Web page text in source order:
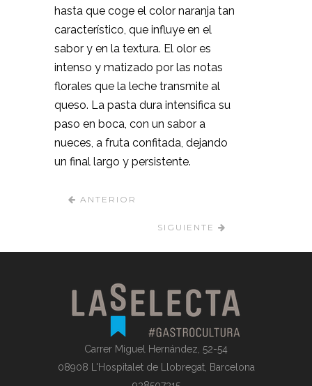
hasta que coge el color naranja tan
característico, que influye en el
sabor y en la textura. El olor es
intenso y matizado por las notas
florales que la leche transmite al
queso. La pasta dura intensifica su
paso en boca, con un sabor a
nueces, a fruta confitada, dejando
un final largo y persistente.
ANTERIOR
SIGUIENTE
Carrer Miguel Hernández, 52-54
08908 L'Hospitalet de Llobregat, Barcelona